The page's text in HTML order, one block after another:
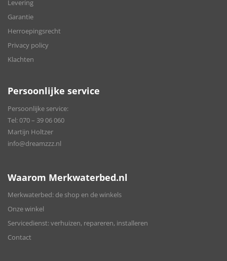
Levering
Garantie
Herroepingsrecht
Privacy policy
Klachten
Persoonlijke service
Persoonlijke service:
Tel:070 – 39 06 060
Martijn Holtzer
info@dreamzzz.nl
Waarom Merkwaterbed.nl
Merkwaterbed: de shop en de winkels
Onze winkel
Servicedienst: verhuizen, repareren, installeren
Contact